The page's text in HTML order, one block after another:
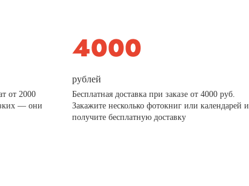
от 2000
— они
рублей
Бесплатная доставка при заказе от 4000 руб.
Закажите несколько фотокниг или календарей и
получите бесплатную доставку